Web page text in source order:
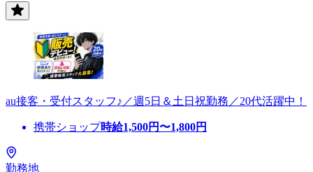
au接客・受付スタッフ♪／週5日＆土日祝勤務／20代活躍中！
携帯ショップ時給1,500円〜1,800円
勤務地